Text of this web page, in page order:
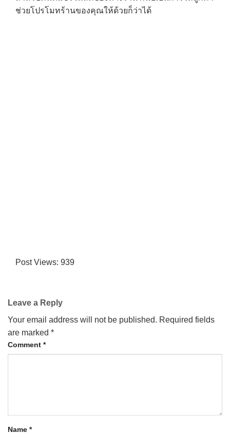
ช่วยโปรโมทร้านของคุณให้ด้วยก็ว่าได้
Post Views: 939
Leave a Reply
Your email address will not be published. Required fields
are marked *
Comment *
Name *